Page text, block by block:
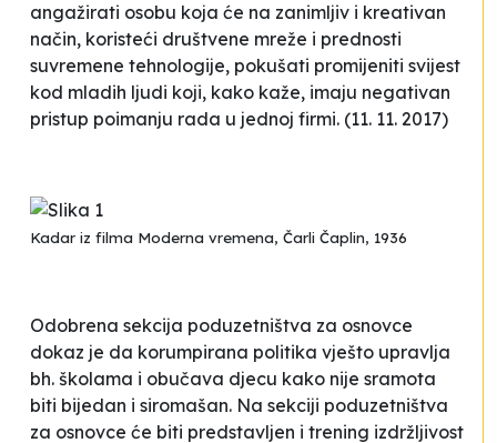
angažirati osobu koja će na zanimljiv i kreativan
način, koristeći društvene mreže i prednosti
suvremene tehnologije, pokušati promijeniti svijest
kod mladih ljudi koji, kako kaže, imaju negativan
pristup poimanju rada u jednoj firmi. (11. 11. 2017)
Kadar iz filma Moderna vremena, Čarli Čaplin, 1936
Odobrena sekcija poduzetništva za osnovce
dokaz je da korumpirana politika vješto upravlja
bh. školama i obučava djecu kako nije sramota
biti bijedan i siromašan. Na sekciji poduzetništva
za osnovce će biti predstavljen i trening izdržljivost